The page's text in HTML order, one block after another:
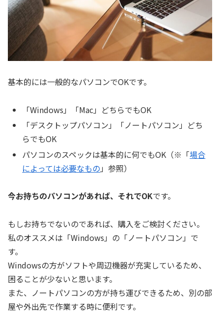
基本的には一般的なパソコンでOKです。
「Windows」「Mac」どちらでもOK
「デスクトップパソコン」「ノートパソコン」どち
らでもOK
パソコンのスペックは基本的に何でもOK（※「場合
によっては必要なもの 」参照）
今お持ちのパソコンがあれば、それでOKです。
もしお持ちでないのであれば、購入をご検討ください。
私のオススメは「Windows」の「ノートパソコン」で
す。
Windowsの方がソフトや周辺機器が充実しているため、
困ることが少ないと思います。
また、ノートパソコンの方が持ち運びできるため、別の部
屋や外出先で作業する時に便利です。